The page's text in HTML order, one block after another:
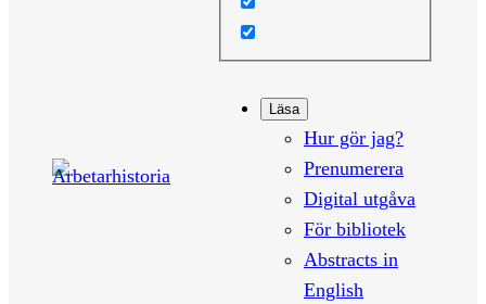
Läsa
Hur gör jag?
Prenumerera
Digital utgåva
För bibliotek
Abstracts in
English